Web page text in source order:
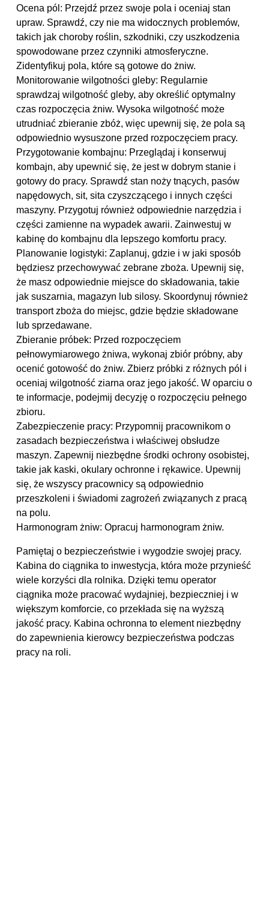
Ocena pól: Przejdź przez swoje pola i oceniaj stan
upraw. Sprawdź, czy nie ma widocznych problemów,
takich jak choroby roślin, szkodniki, czy uszkodzenia
spowodowane przez czynniki atmosferyczne.
Zidentyfikuj pola, które są gotowe do żniw.
Monitorowanie wilgotności gleby: Regularnie
sprawdzaj wilgotność gleby, aby określić optymalny
czas rozpoczęcia żniw. Wysoka wilgotność może
utrudniać zbieranie zbóż, więc upewnij się, że pola są
odpowiednio wysuszone przed rozpoczęciem pracy.
Przygotowanie kombajnu: Przeglądaj i konserwuj
kombajn, aby upewnić się, że jest w dobrym stanie i
gotowy do pracy. Sprawdź stan noży tnących, pasów
napędowych, sit, sita czyszczącego i innych części
maszyny. Przygotuj również odpowiednie narzędzia i
części zamienne na wypadek awarii. Zainwestuj w
kabinę do kombajnu dla lepszego komfortu pracy.
Planowanie logistyki: Zaplanuj, gdzie i w jaki sposób
będziesz przechowywać zebrane zboża. Upewnij się,
że masz odpowiednie miejsce do składowania, takie
jak suszarnia, magazyn lub silosy. Skoordynuj również
transport zboża do miejsc, gdzie będzie składowane
lub sprzedawane.
Zbieranie próbek: Przed rozpoczęciem
pełnowymiarowego żniwa, wykonaj zbiór próbny, aby
ocenić gotowość do żniw. Zbierz próbki z różnych pól i
oceniaj wilgotność ziarna oraz jego jakość. W oparciu o
te informacje, podejmij decyzję o rozpoczęciu pełnego
zbioru.
Zabezpieczenie pracy: Przypomnij pracownikom o
zasadach bezpieczeństwa i właściwej obsłudze
maszyn. Zapewnij niezbędne środki ochrony osobistej,
takie jak kaski, okulary ochronne i rękawice. Upewnij
się, że wszyscy pracownicy są odpowiednio
przeszkoleni i świadomi zagrożeń związanych z pracą
na polu.
Harmonogram żniw: Opracuj harmonogram żniw.
Pamiętaj o bezpieczeństwie i wygodzie swojej pracy.
Kabina do ciągnika to inwestycja, która może przynieść
wiele korzyści dla rolnika. Dzięki temu operator
ciągnika może pracować wydajniej, bezpieczniej i w
większym komforcie, co przekłada się na wyższą
jakość pracy. Kabina ochronna to element niezbędny
do zapewnienia kierowcy bezpieczeństwa podczas
pracy na roli.